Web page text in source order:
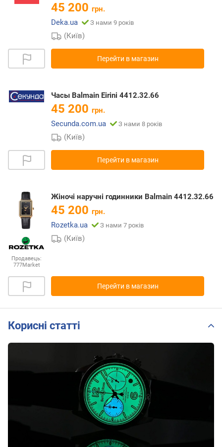
45 200 грн.
Deka.ua
З нами 9 років
(Київ)
Перейти в магазин
Часы Balmain Eirini 4412.32.66
45 200 грн.
Secunda.com.ua
З нами 8 років
(Київ)
Перейти в магазин
Продавець:
777Market
Жіночі наручні годинники Balmain 4412.32.66
45 200 грн.
Rozetka.ua
З нами 7 років
(Київ)
Перейти в магазин
Корисні статті